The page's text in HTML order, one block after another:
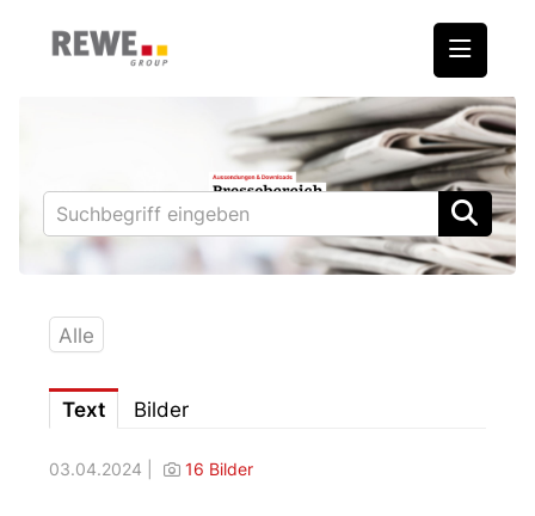
REWE International AG
BILLA
PENNY
BIPA
Downloads
Fotos – Vorstand
Alle
Text Bilder
03.04.2024 | 16 Bilder